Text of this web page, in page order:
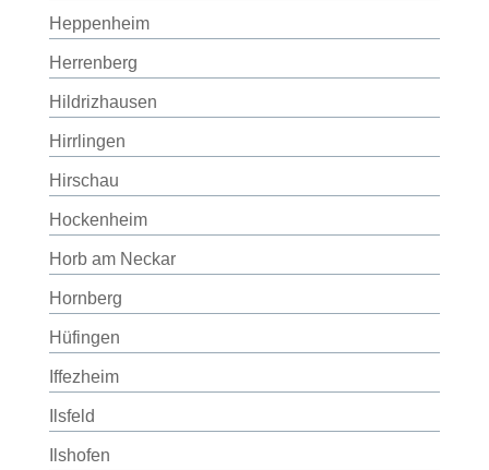
Heppenheim
Herrenberg
Hildrizhausen
Hirrlingen
Hirschau
Hockenheim
Horb am Neckar
Hornberg
Hüfingen
Iffezheim
Ilsfeld
Ilshofen